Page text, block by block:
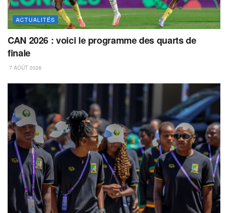
ACTUALITÉS
CAN 2026 : voici le programme des quarts de
finale
7 AOÛT 2026